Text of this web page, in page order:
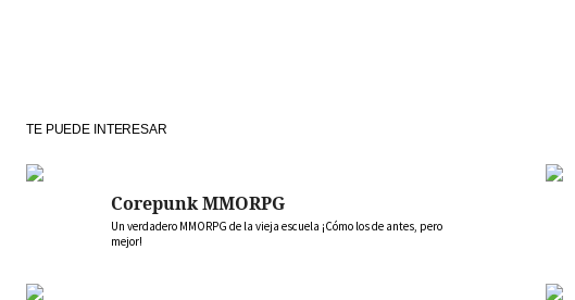
TE PUEDE INTERESAR
Corepunk MMORPG
Un verdadero MMORPG de la vieja escuela ¡Cómo los de antes, pero
mejor!